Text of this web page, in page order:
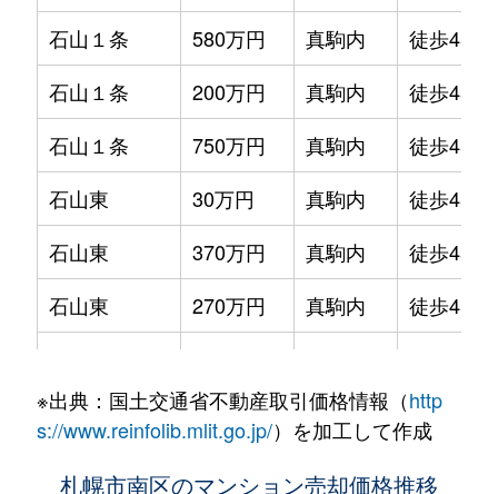
石山１条
580万円 真駒内
徒歩45分
石山１条
200万円 真駒内
徒歩45分
石山１条
750万円 真駒内
徒歩45分
石山東
30万円 真駒内
徒歩45分
石山東
370万円 真駒内
徒歩45分
石山東
270万円 真駒内
徒歩45分
石山東
50万円 真駒内
徒歩45分
※出典：国土交通省不動産取引価格情報（http
s://www.reinfolib.mlit.go.jp/）を加工して作成
札幌市南区のマンション売却価格推移